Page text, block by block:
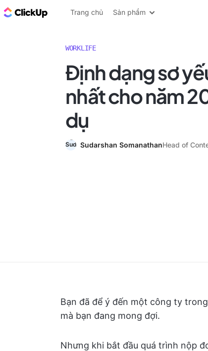
ClickUp Blog
Trang chủ Sản phẩm
WORKLIFE
Định dạng sơ
nhất cho năm
dụ
Sudarshan SomanathanHead of
Bạn đã để ý đến một công ty
mà bạn đang mong đợi.
Nhưng khi bắt đầu quá trình nộp